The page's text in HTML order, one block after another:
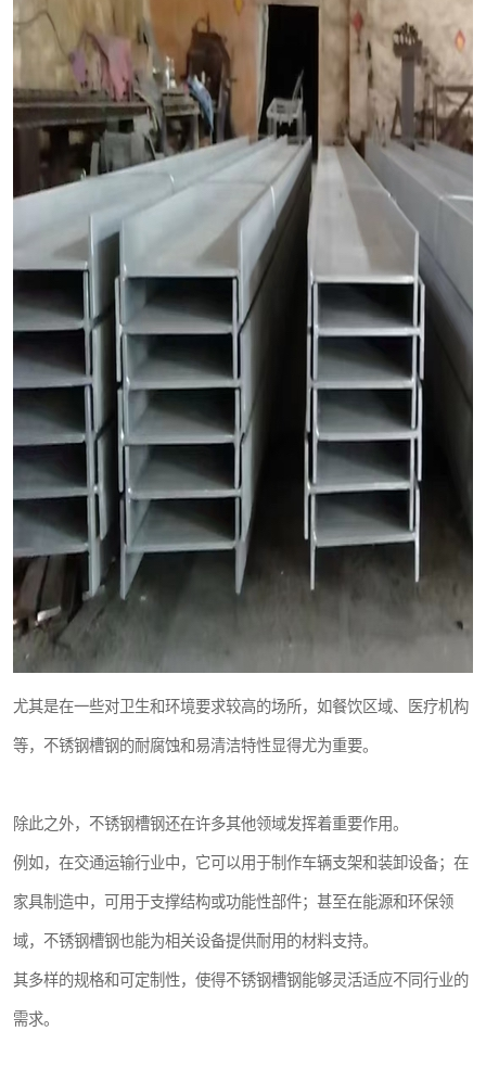
尤其是在一些对卫生和环境要求较高的场所，如餐饮区域、医疗机构
等，不锈钢槽钢的耐腐蚀和易清洁特性显得尤为重要。
除此之外，不锈钢槽钢还在许多其他领域发挥着重要作用。
例如，在交通运输行业中，它可以用于制作车辆支架和装卸设备；在
家具制造中，可用于支撑结构或功能性部件；甚至在能源和环保领
域，不锈钢槽钢也能为相关设备提供耐用的材料支持。
其多样的规格和可定制性，使得不锈钢槽钢能够灵活适应不同行业的
需求。